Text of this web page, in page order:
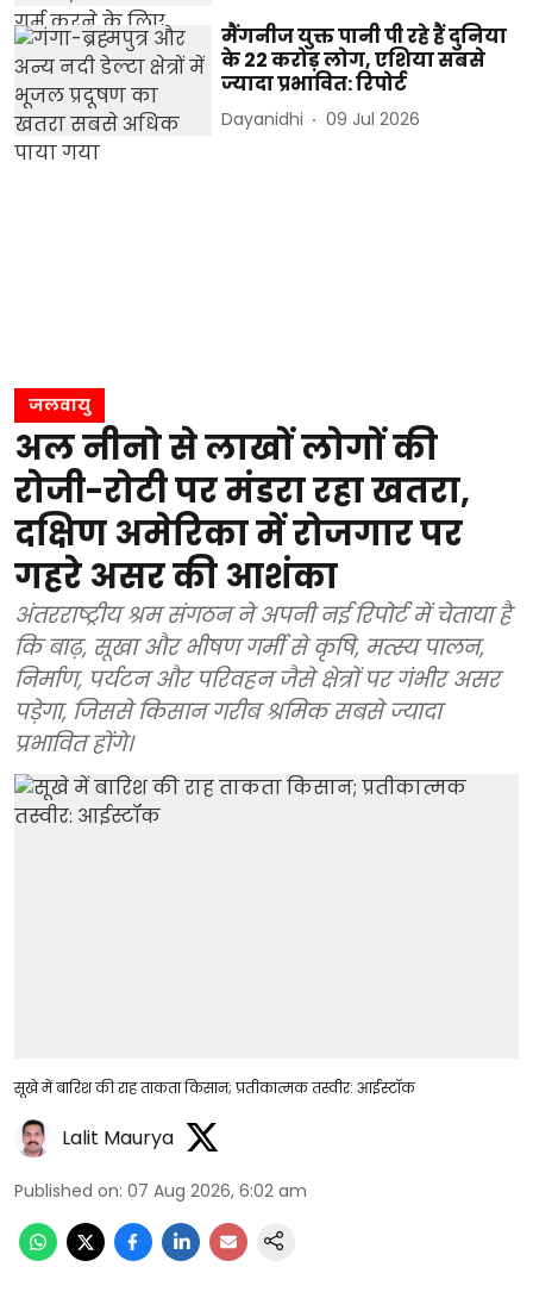
मैंगनीज युक्त पानी पी रहे हैं दुनिया
के 22 करोड़ लोग, एशिया सबसे
ज्यादा प्रभावित: रिपोर्ट
Dayanidhi 09 Jul 2026
जलवायु
अल नीनो से लाखों लोगों की
रोजी-रोटी पर मंडरा रहा खतरा,
दक्षिण अमेरिका में रोजगार पर
गहरे असर की आशंका
अंतरराष्ट्रीय श्रम संगठन ने अपनी नई रिपोर्ट में चेताया है
कि बाढ़, सूखा और भीषण गर्मी से कृषि, मत्स्य पालन,
निर्माण, पर्यटन और परिवहन जैसे क्षेत्रों पर गंभीर असर
पड़ेगा, जिससे किसान गरीब श्रमिक सबसे ज्यादा
प्रभावित होंगे।
सूखे में बारिश की राह ताकता किसान; प्रतीकात्मक तस्वीर: आईस्टॉक
Lalit Maurya
Published on: 07 Aug 2026, 6:02 am